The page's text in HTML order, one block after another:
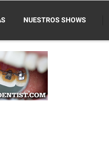
NUESTROS SHOWS